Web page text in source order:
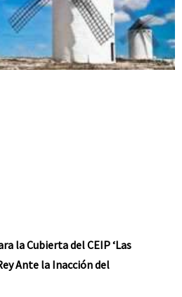
la Cubierta del CEIP ‘Las
Ante la Inacción del